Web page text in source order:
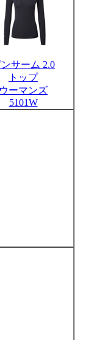
サーム 2.0
トップ
ウーマンズ
5101W